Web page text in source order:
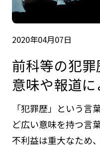
2020年04月07日
前科等の犯
意味や報道
「犯罪歴」という言
ど広い意味を持つ言
不利益は重大なため